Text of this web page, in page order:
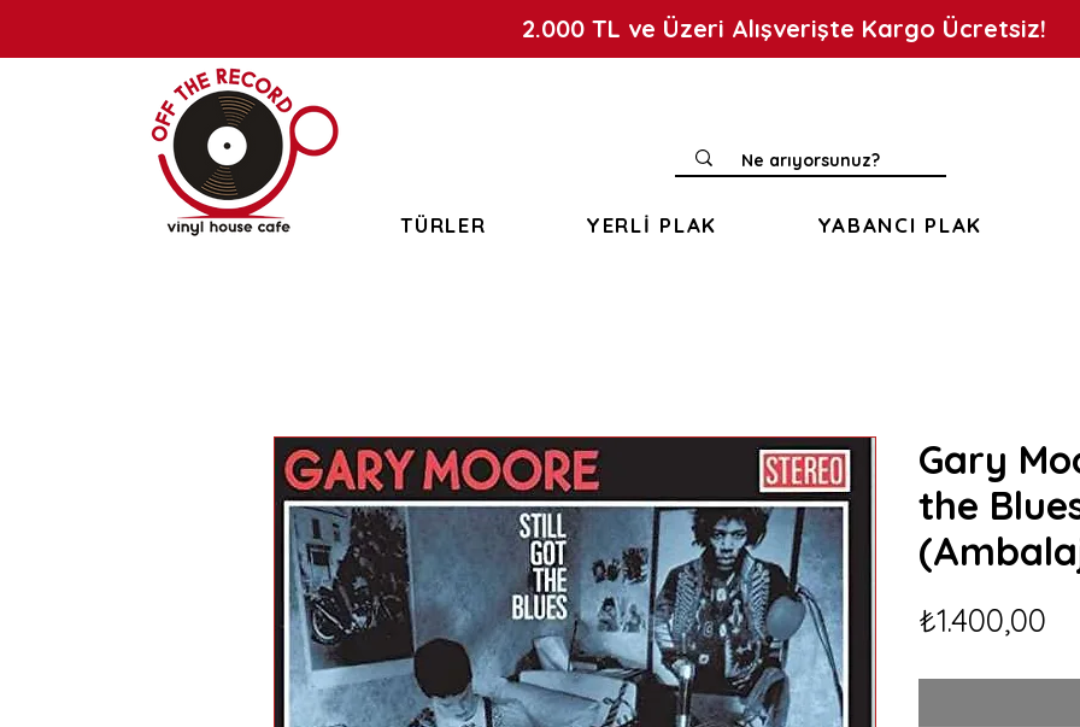
2.000 TL ve Üzeri Alışverişte Kargo Ücretsiz!
TÜRLER YERLİ PLAK YABANCI PLAK
Gary
the
₺1.400,00